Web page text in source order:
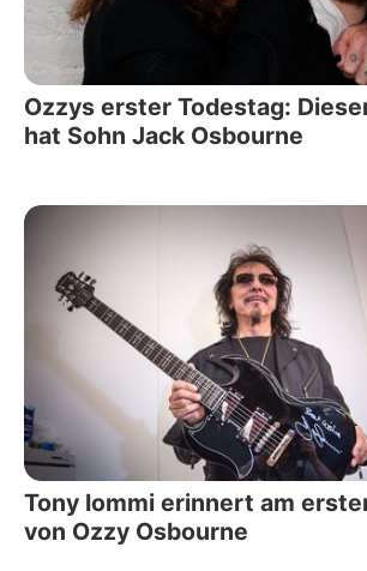
Ozzys erster Todestag:
hat Sohn Jack Osbourne
Tony Iommi erinnert am
von Ozzy Osbourne